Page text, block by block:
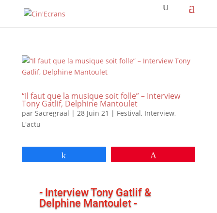
“Il faut que la musique soit folle” – Interview
Tony Gatlif, Delphine Mantoulet
par Sacregraal | 28 Juin 21 | Festival, Interview,
L'actu
- Interview Tony Gatlif &
Delphine Mantoulet -